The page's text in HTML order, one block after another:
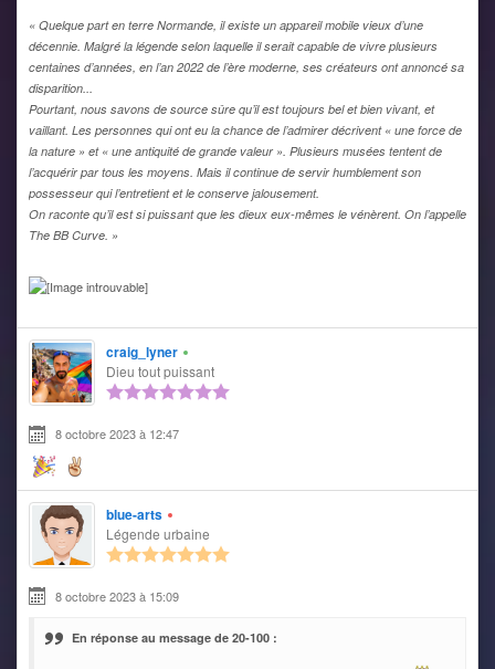
« Quelque part en terre Normande, il existe un appareil mobile vieux d’une
décennie. Malgré la légende selon laquelle il serait capable de vivre plusieurs
centaines d’années, en l’an 2022 de l’ère moderne, ses créateurs ont annoncé sa
disparition...
Pourtant, nous savons de source sûre qu’il est toujours bel et bien vivant, et
vaillant. Les personnes qui ont eu la chance de l’admirer décrivent « une force de
la nature » et « une antiquité de grande valeur ». Plusieurs musées tentent de
l’acquérir par tous les moyens. Mais il continue de servir humblement son
possesseur qui l’entretient et le conserve jalousement.
On raconte qu’il est si puissant que les dieux eux-mêmes le vénèrent. On l’appelle
The BB Curve. »
craig_lyner
Dieu tout puissant
8 octobre 2023 à 12:47
blue-arts
Légende urbaine
8 octobre 2023 à 15:09
En réponse au message de 20-100 :